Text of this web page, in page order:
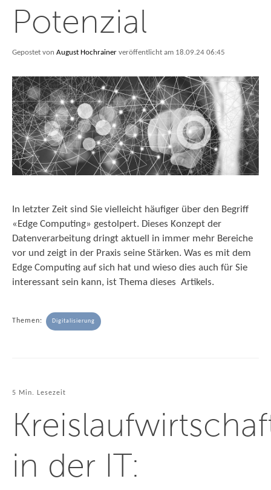
Potenzial
Gepostet von August Hochrainer veröffentlicht am 18.09.24 06:45
In letzter Zeit sind Sie vielleicht häufiger über den Begriff
«Edge Computing» gestolpert. Dieses Konzept der
Datenverarbeitung dringt aktuell in immer mehr Bereiche
vor und zeigt in der Praxis seine Stärken. Was es mit dem
Edge Computing auf sich hat und wieso dies auch für Sie
interessant sein kann, ist Thema dieses Artikels.
Themen: Digitalisierung
5 Min. Lesezeit
in der IT: